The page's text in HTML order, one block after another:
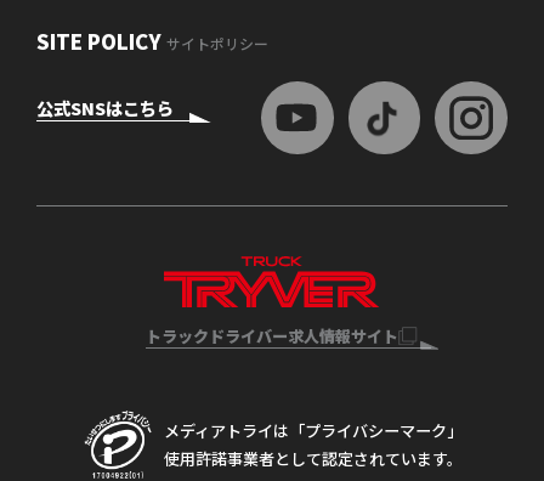
SITE POLICY サイトポリシー
公式SNSはこちら
メディアトライは「プライバシーマーク」
使用許諾事業者として認定されています。
トラックドライバー求人情報サイト